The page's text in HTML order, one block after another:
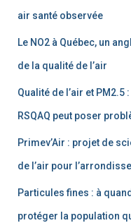
air santé observée
Le NO2 à Québec, un
de la qualité de l’air
Qualité de l’air et
RSQAQ peut poser
Primev’Air : projet de
de l’air pour
Particules fines : à
protéger la population